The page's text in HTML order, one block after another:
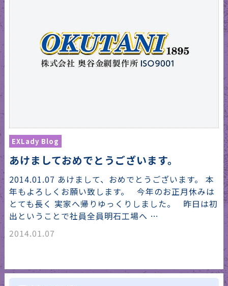
EXLady Blog
あけましておめでとうございます。
2014.01.07 あけまして、おめでとうございます。 本
年もよろしくお願い致します。 今年のお正月休みは
とても長く 実家へ帰りゆっくりしました。 昨日は初
出ということで社員全員明石工場へ …
2014.01.07